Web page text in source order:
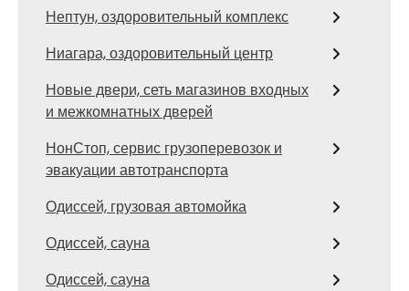
Нептун, оздоровительный комплекс
Ниагара, оздоровительный центр
Новые двери, сеть магазинов входных
и межкомнатных дверей
НонСтоп, сервис грузоперевозок и
эвакуации автотранспорта
Одиссей, грузовая автомойка
Одиссей, сауна
Одиссей, сауна